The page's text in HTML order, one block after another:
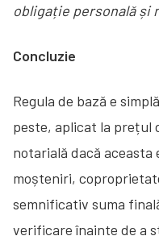
obligație personală și
Concluzie
Regula de bază e
peste, aplicat la prețul
notarială dacă aceasta
moșteniri,
semnificativ suma
verificare înainte de a